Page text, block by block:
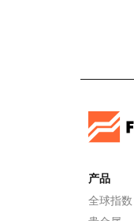
产品
全球指数